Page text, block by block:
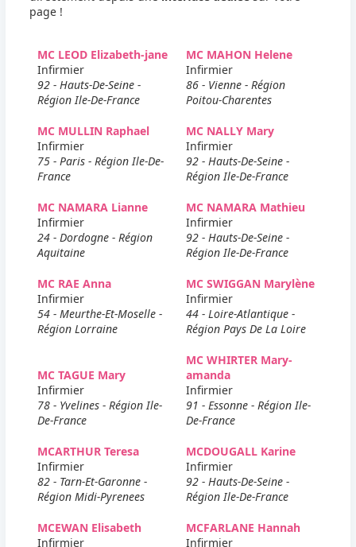
page !
MC LEOD Elizabeth-jane
Infirmier
92 - Hauts-De-Seine -
Région Ile-De-France
MC MAHON Helene
Infirmier
86 - Vienne - Région
Poitou-Charentes
MC MULLIN Raphael
Infirmier
75 - Paris - Région Ile-De-
France
MC NALLY Mary
Infirmier
92 - Hauts-De-Seine -
Région Ile-De-France
MC NAMARA Lianne
Infirmier
24 - Dordogne - Région
Aquitaine
MC NAMARA Mathieu
Infirmier
92 - Hauts-De-Seine -
Région Ile-De-France
MC RAE Anna
Infirmier
54 - Meurthe-Et-Moselle -
Région Lorraine
MC SWIGGAN Marylène
Infirmier
44 - Loire-Atlantique -
Région Pays De La Loire
MC TAGUE Mary
Infirmier
78 - Yvelines - Région Ile-
De-France
MC WHIRTER Mary-
amanda
Infirmier
91 - Essonne - Région Ile-
De-France
MCARTHUR Teresa
Infirmier
82 - Tarn-Et-Garonne -
Région Midi-Pyrenees
MCDOUGALL Karine
Infirmier
92 - Hauts-De-Seine -
Région Ile-De-France
MCEWAN Elisabeth
Infirmier
MCFARLANE Hannah
Infirmier